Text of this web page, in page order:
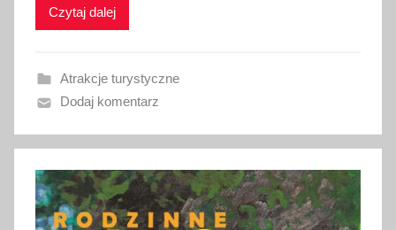
a
n
1
3
w
r
Czytaj dalej
Atrakcje turystyczne
Dodaj komentarz